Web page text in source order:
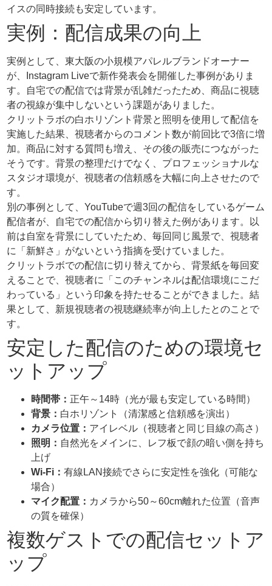
イスの同時接続も安定しています。
実例：配信成果の向上
実例として、東大阪の小規模アパレルブランドオーナー
が、Instagram Liveで新作発表会を開催した事例がありま
す。自宅での配信では背景が乱雑だったため、商品に視聴
者の視線が集中しないという課題がありました。
クリットラボの白ホリゾント背景と照明を使用して配信を
実施した結果、視聴者からのコメント数が前回比で3倍に増
加。商品に対する質問も増え、その後の販売につながった
そうです。背景の整理だけでなく、プロフェッショナルな
スタジオ環境が、視聴者の信頼感を大幅に向上させたので
す。
別の事例として、YouTubeで週3回の配信をしているゲーム
配信者が、自宅での配信から切り替えた例があります。以
前は自室を背景にしていたため、毎回同じ風景で、視聴者
に「新鮮さ」がないという指摘を受けていました。
クリットラボでの配信に切り替えてから、背景紙を毎回変
えることで、視聴者に「このチャンネルは配信環境にこだ
わっている」という印象を持たせることができました。結
果として、新規視聴者の視聴継続率が向上したとのことで
す。
安定した配信のための環境セ
ットアップ
時間帯： 正午～14時（光が最も安定している時間）
背景： 白ホリゾント（清潔感と信頼感を演出）
カメラ位置： アイレベル（視聴者と同じ目線の高さ）
照明： 自然光をメインに、レフ板で顔の暗い側を持ち
上げ
Wi-Fi：有線LAN接続でさらに安定性を強化（可能な
場合）
マイク配置： カメラから50～60cm離れた位置（音声
の質を確保）
複数ゲストでの配信セットア
ップ